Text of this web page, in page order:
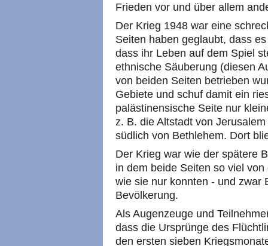
Frieden vor und über allem
Der Krieg 1948 war eine
Seiten haben geglaubt, dass
dass ihr Leben auf dem Spiel
ethnische Säuberung (diesen
von beiden Seiten betrieben
Gebiete und schuf damit ein
palästinensische Seite nur
z. B. die Altstadt von
südlich von Bethlehem. Dort
Der Krieg war wie der spätere
in dem beide Seiten so viel
wie sie nur konnten - und zwar
Bevölkerung.
Als Augenzeuge und
dass die Ursprünge des
den ersten sieben